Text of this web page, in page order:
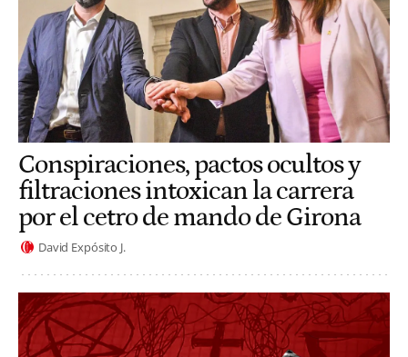
Conspiraciones, pactos ocultos y
filtraciones intoxican la carrera
por el cetro de mando de Girona
David Expósito J.